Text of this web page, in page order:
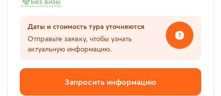
Даты и стоимость тура уточняются
Отправьте заявку, чтобы узнать
актуальную информацию.
Запросить информацию